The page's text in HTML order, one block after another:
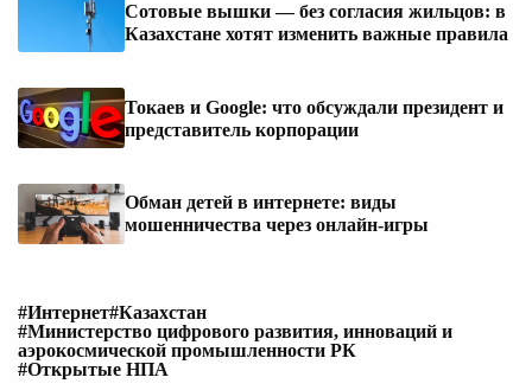
Сотовые вышки — без согласия жильцов: в
Казахстане хотят изменить важные правила
Токаев и Google: что обсуждали президент и
представитель корпорации
Обман детей в интернете: виды
мошенничества через онлайн-игры
#Интернет#Казахстан
#Министерство цифрового развития, инноваций и
аэрокосмической промышленности РК
#Открытые НПА